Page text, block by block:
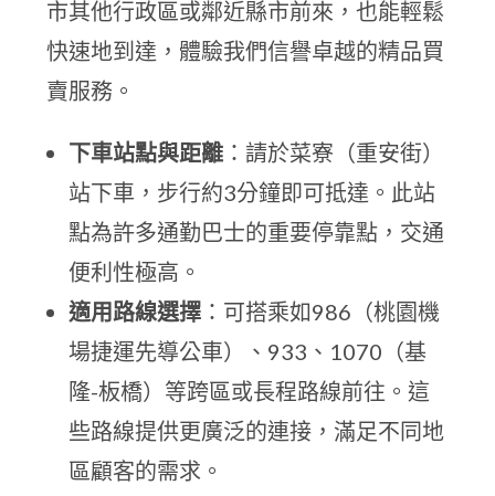
市其他行政區或鄰近縣市前來，也能輕鬆
快速地到達，體驗我們信譽卓越的精品買
賣服務。
下車站點與距離 ：請於菜寮（重安街）
站下車，步行約3分鐘即可抵達。此站
點為許多通勤巴士的重要停靠點，交通
便利性極高。
適用路線選擇 ：可搭乘如986（桃園機
場捷運先導公車）、933、1070（基
隆-板橋）等跨區或長程路線前往。這
些路線提供更廣泛的連接，滿足不同地
區顧客的需求。